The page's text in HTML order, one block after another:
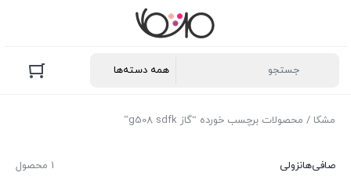
مشکا / محصولات برچسب خورده “گاز g508 sdfk”
1 محصول صافی‌هانزولی